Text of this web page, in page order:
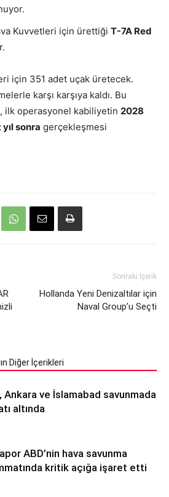
Kuvvetleri için ürettiği T-7A Red
için 351 adet uçak üretecek.
karşı karşıya kaldı. Bu
ilk operasyonel kabiliyetin 2028
sonra gerçekleşmesi
Sonraki İçerik
Hollanda Yeni Denizaltılar için
Naval Group’u Seçti
Diğer İçerikleri
Ankara ve İslamabad savunmada
altında
ABD’nin hava savunma
kritik açığa işaret etti